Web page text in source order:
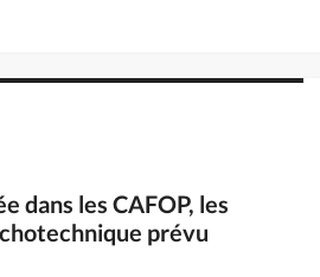
dans les CAFOP, les
prévu